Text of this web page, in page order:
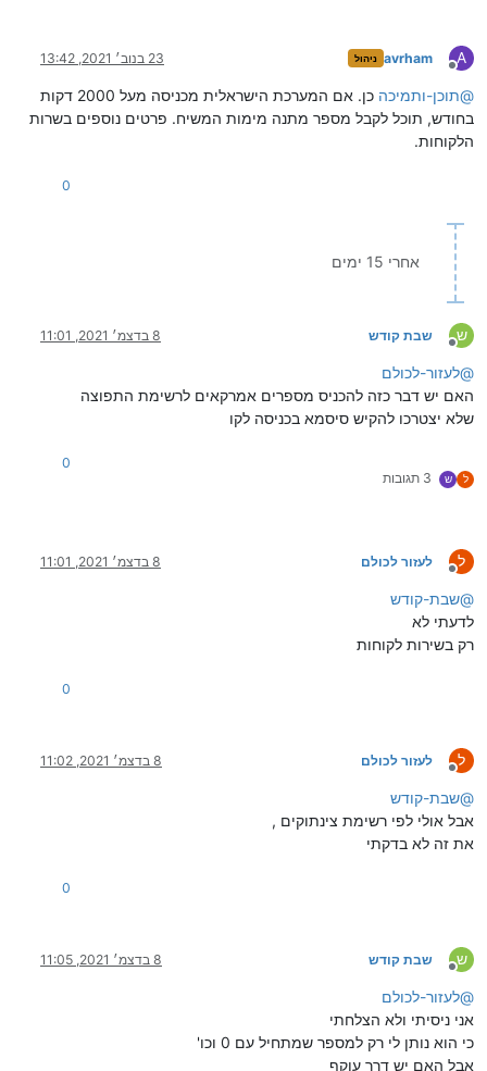
A
מנותק
avrham ניהול 23 בנוב׳ 2021, 13:42
@תוכן-ותמיכה
כן. אם המערכת הישראלית מכניסה מעל 2000 דקות
בחודש, תוכל לקבל מספר מתנה מימות המשיח. פרטים נוספים בשרות
הלקוחות.
0
אחרי 15 ימים
ש
מנותק
שבת קודש 8 בדצמ׳ 2021, 11:01
@לעזור-לכולם
האם יש דבר כזה להכניס מספרים אמרקאים לרשימת התפוצה
שלא יצטרכו להקיש סיסמא בכניסה לקו
ל ש 3 תגובות
0
ל
מנותק
לעזור לכולם 8 בדצמ׳ 2021, 11:01
@שבת-קודש
לדעתי לא
רק בשירות לקוחות
0
ל
מנותק
לעזור לכולם 8 בדצמ׳ 2021, 11:02
@שבת-קודש
אבל אולי לפי רשימת צינתוקים ,
את זה לא בדקתי
0
ש
מנותק
שבת קודש 8 בדצמ׳ 2021, 11:05
@לעזור-לכולם
אני ניסיתי ולא הצלחתי
כי הוא נותן לי רק למספר שמתחיל עם 0 וכו'
אבל האם יש דרך עוקף